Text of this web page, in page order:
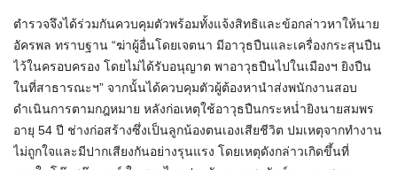
ตำรวจจึงได้ร่วมกันควบคุมตัวพร้อมทั้งแจ้งสิทธิและข้อกล่าวหาให้นาย
อัครพล ทราบฐาน “ฆ่าผู้อื่นโดยเจตนา มีอาวุธปืนและเครื่องกระสุนปืน
ไว้ในครอบครอง โดยไม่ได้รับอนุญาต พาอาวุธปืนไปในเมืองฯ ยิงปืน
ในที่สาธารณะฯ” จากนั้นได้ควบคุมตัวผู้ต้องหานำส่งพนักงานสอบ
ดำเนินการตามกฎหมาย หลังก่อเหตุใช้อาวุธปืนกระหน่ำยิงนายสมพร
อายุ 54 ปี ช่างก่อสร้างซึ่งเป็นลูกน้องตนเองเสียชีวิต ปมเหตุจากทำงาน
ไม่ถูกใจและมีปากเสียงกันอย่างรุนแรง โดยเหตุดังกล่าวเกิดขึ้นที่